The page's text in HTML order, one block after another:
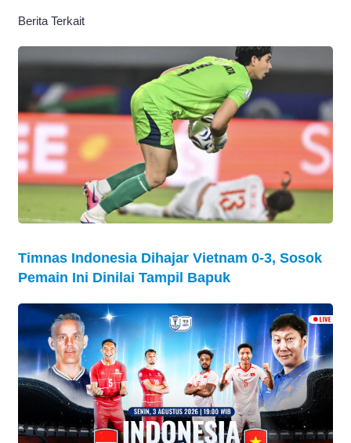
Berita Terkait
Timnas Indonesia Dihajar Vietnam 0-3, Sosok
Pemain Ini Dinilai Tampil Bapuk